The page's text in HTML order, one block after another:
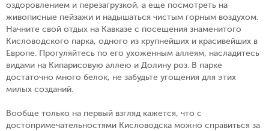
оздоровлением и перезагрузкой, а еще посмотреть на
живописные пейзажи и надышаться чистым горным воздухом.
Начните свой отдых на Кавказе с посещения знаменитого
Кисловодского парка, одного из крупнейших и красивейших в
Европе. Прогуляйтесь по его ухоженным аллеям, насладитесь
видами на Кипарисовую аллею и Долину роз. В парке
достаточно много белок, не забудьте угощения для этих
милых созданий.
Вообще только на первый взгляд кажется, что с
достопримечательностями Кисловодска можно справиться за